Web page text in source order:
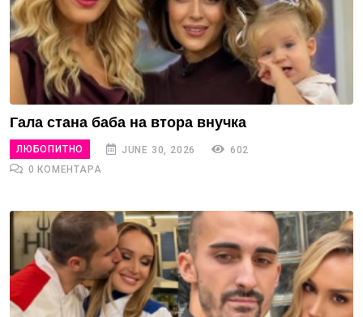
Гала стана баба на втора внучка
ЛЮБОПИТНО JUNE 30, 2026
602
0 КОМЕНТАРА